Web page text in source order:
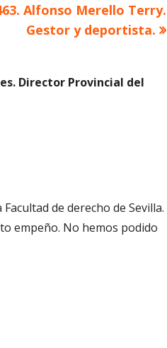
Alfonso Merello Terry.
Gestor y deportista.
Director Provincial del
de derecho de Sevilla.
empeño. No hemos podido